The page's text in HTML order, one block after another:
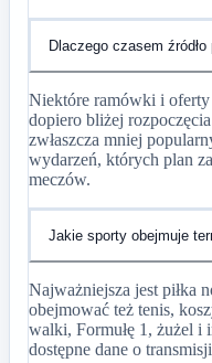
Dlaczego czasem
Niektóre ramówki i oferty
dopiero bliżej
zwłaszcza mniej
wydarzeń, których plan
meczów.
Jakie sporty obejmuje
Najważniejsza jest piłka
obejmować też tenis,
walki, Formułę 1, żużel i
dostępne dane o